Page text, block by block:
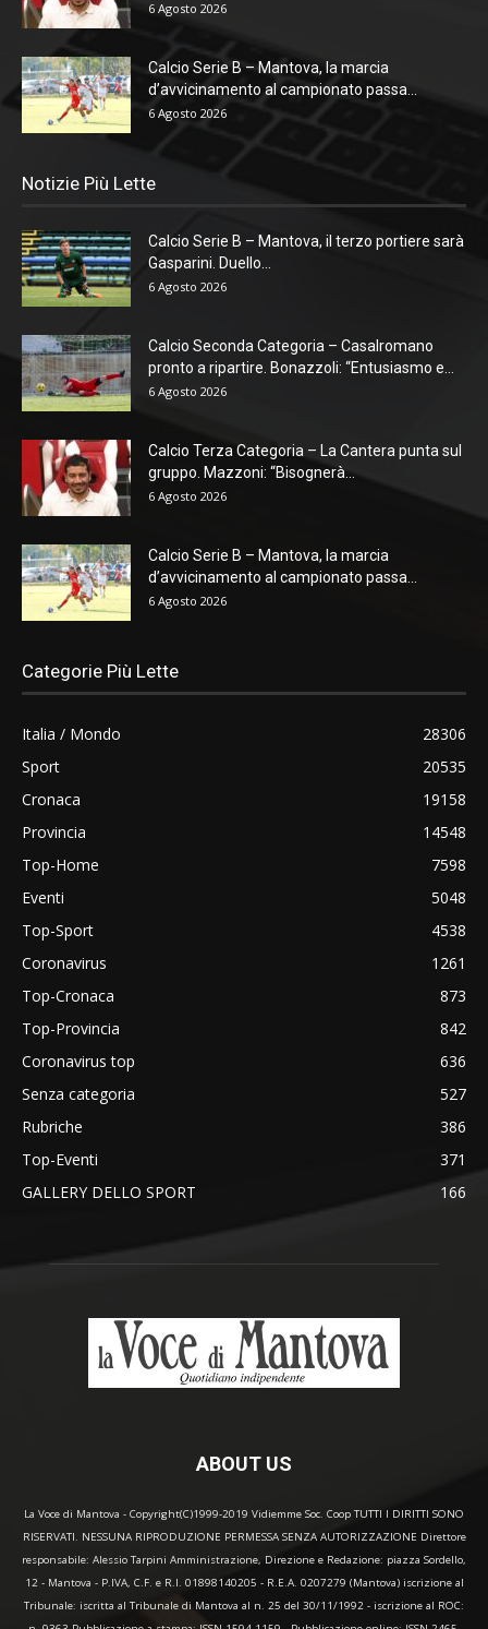
6 Agosto 2026
Calcio Serie B – Mantova, la marcia
d’avvicinamento al campionato passa...
6 Agosto 2026
Notizie Più Lette
Calcio Serie B – Mantova, il terzo portiere sarà
Gasparini. Duello...
6 Agosto 2026
Calcio Seconda Categoria – Casalromano
pronto a ripartire. Bonazzoli: “Entusiasmo e...
6 Agosto 2026
Calcio Terza Categoria – La Cantera punta sul
gruppo. Mazzoni: “Bisognerà...
6 Agosto 2026
Calcio Serie B – Mantova, la marcia
d’avvicinamento al campionato passa...
6 Agosto 2026
Categorie Più Lette
Italia / Mondo
28306
Sport
20535
Cronaca
19158
Provincia
14548
Top-Home
7598
Eventi
5048
Top-Sport
4538
Coronavirus
1261
Top-Cronaca
873
Top-Provincia
842
Coronavirus top
636
Senza categoria
527
Rubriche
386
Top-Eventi
371
GALLERY DELLO SPORT
166
ABOUT US
La Voce di Mantova - Copyright(C)1999-2019 Vidiemme Soc. Coop TUTTI I DIRITTI SONO
RISERVATI. NESSUNA RIPRODUZIONE PERMESSA SENZA AUTORIZZAZIONE Direttore
responsabile: Alessio Tarpini Amministrazione, Direzione e Redazione: piazza Sordello,
12 - Mantova - P.IVA, C.F. e R.I. 01898140205 - R.E.A. 0207279 (Mantova) iscrizione al
Tribunale: iscritta al Tribunale di Mantova al n. 25 del 30/11/1992 - iscrizione al ROC: